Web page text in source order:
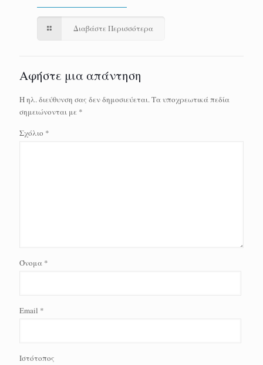
Διαβάστε Περισσότερα
Αφήστε μια απάντηση
Η ηλ. διεύθυνση σας δεν δημοσιεύεται.Τα υποχρεωτικά πεδία
σημειώνονται με *
Σχόλιο *
Όνομα *
Email *
Ιστότοπος